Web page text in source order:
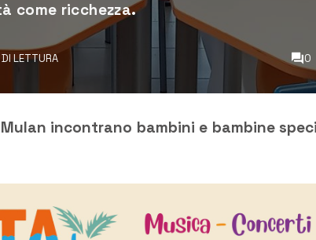
come ricchezza.
LETTURA 0
incontrano bambini e bambine